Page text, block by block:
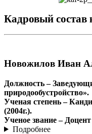
Кадровый
Новожилов Иван
Должность –
природообустройство».
Ученая степень –
(2004г.).
Ученое звание – Доцент
Подробнее